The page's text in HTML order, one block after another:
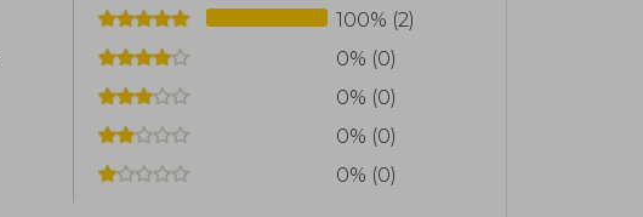
100% (2)
0% (0)
0% (0)
0% (0)
0% (0)